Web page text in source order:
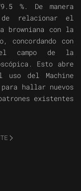
%. De manera
relacionar el
con la
con
campo de la
Esto abre
uso del Machine
hallar nuevos
existentes